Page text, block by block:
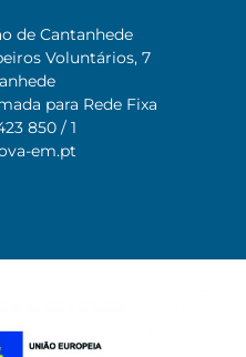
de Cantanhede
Voluntários, 7
para Rede Fixa
850 / 1
em.pt